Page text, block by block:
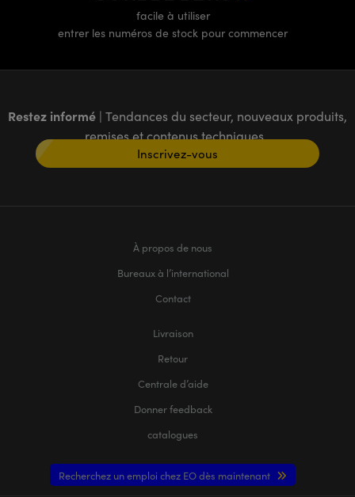
facile à utiliser
entrer les numéros de stock pour commencer
Restez informé | Tendances du secteur, nouveaux produits,
remises et contenus techniques
Inscrivez-vous
À propos de nous
Bureaux à l’international
Contact
Livraison
Retour
Centrale d’aide
Donner feedback
catalogues
Recherchez un emploi chez EO dès maintenant